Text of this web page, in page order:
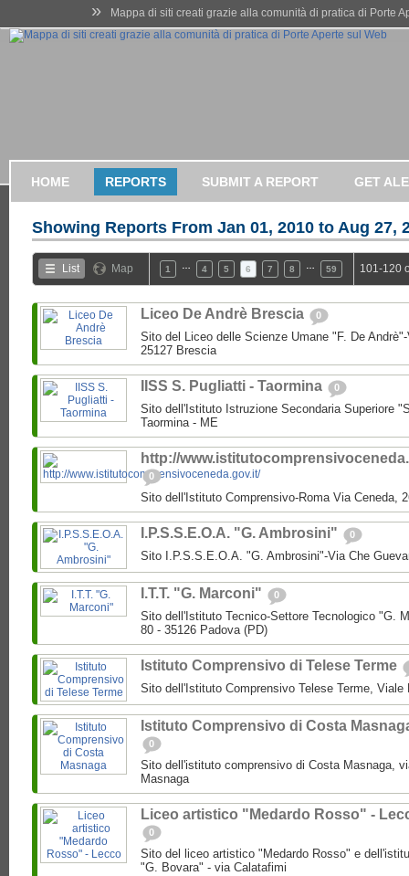
» Mappa di siti creati grazie alla comunità di pratica di Porte
HOME REPORTS SUBMIT A REPORT GET
Showing Reports From Jan 01, 2010 to Aug 27,
List Map 1 4 5 6 7 8 59 101-120
Liceo De Andrè Brescia 0
Sito del Liceo delle Scienze Umane "F. De
25127 Brescia
IISS S. Pugliatti - Taormina 0
Sito dell'Istituto Istruzione Secondaria Superiore
Taormina - ME
http://
0
Sito dell'Istituto Comprensivo-Roma Via Ceneda,
I.P.S.S.E.O.A. "G. Ambrosini" 0
Sito I.P.S.S.E.O.A. "G. Ambrosini"-Via Che
I.T.T. "G. Marconi" 0
Sito dell'Istituto Tecnico-Settore Tecnologico "G.
80 - 35126 Padova (PD)
Istituto Comprensivo di Telese Terme
Sito dell'Istituto Comprensivo Telese Terme, Viale
Istituto Comprensivo di Costa
0
Sito dell'istituto comprensivo di Costa Masnaga,
Masnaga
Liceo artistico "Medardo Rosso" -
0
Sito del liceo artistico "Medardo Rosso" e
"G. Bovara" - via Calatafimi